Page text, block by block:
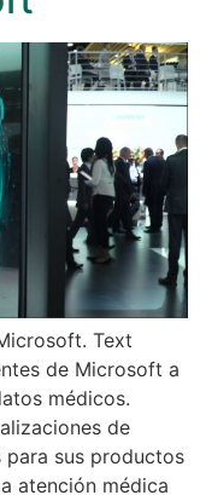
Text
de Microsoft a
médicos.
de
para sus productos
atención médica